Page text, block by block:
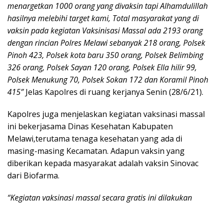
menargetkan 1000 orang yang divaksin tapi Alhamdulillah
hasilnya melebihi target kami, Total masyarakat yang di
vaksin pada kegiatan Vaksinisasi Massal ada 2193 orang
dengan rincian Polres Melawi sebanyak 218 orang, Polsek
Pinoh 423, Polsek kota baru 350 orang, Polsek Belimbing
326 orang, Polsek Sayan 120 orang, Polsek Ella hilir 99,
Polsek Menukung 70, Polsek Sokan 172 dan Koramil Pinoh
415”Jelas Kapolres di ruang kerjanya Senin (28/6/21).
Kapolres juga menjelaskan kegiatan vaksinasi massal
ini bekerjasama Dinas Kesehatan Kabupaten
Melawi,terutama tenaga kesehatan yang ada di
masing-masing Kecamatan. Adapun vaksin yang
diberikan kepada masyarakat adalah vaksin Sinovac
dari Biofarma.
“Kegiatan vaksinasi massal secara gratis ini dilakukan